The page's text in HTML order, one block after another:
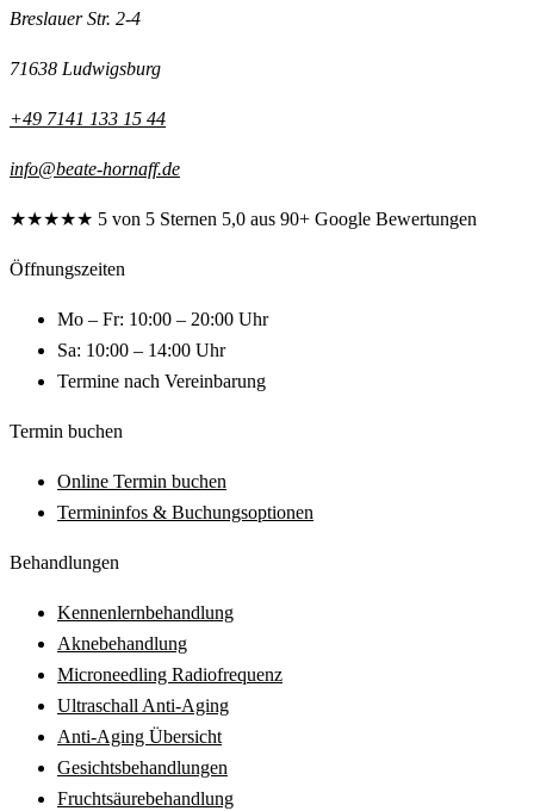
Breslauer Str. 2-4
71638 Ludwigsburg
+49 7141 133 15 44
info@beate-hornaff.de
★★★★★ 5 von 5 Sternen 5,0 aus 90+ Google Bewertungen
Öffnungszeiten
Mo – Fr: 10:00 – 20:00 Uhr
Sa: 10:00 – 14:00 Uhr
Termine nach Vereinbarung
Termin buchen
Online Termin buchen
Termininfos & Buchungsoptionen
Behandlungen
Kennenlernbehandlung
Aknebehandlung
Microneedling Radiofrequenz
Ultraschall Anti-Aging
Anti-Aging Übersicht
Gesichtsbehandlungen
Fruchtsäurebehandlung